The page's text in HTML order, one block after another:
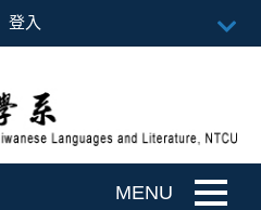
登入